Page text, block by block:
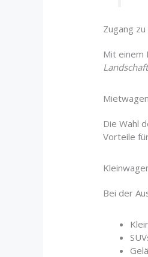
Zugang
Mit einem
Die Wahl
Vorteile
Bei der